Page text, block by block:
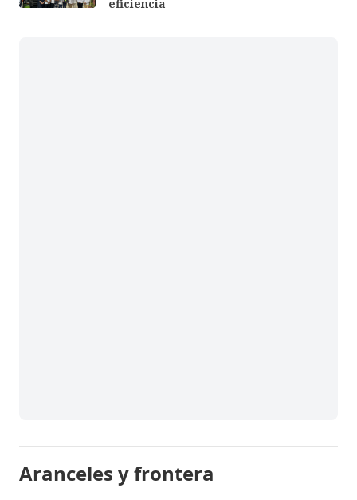
eficiencia
Aranceles y frontera